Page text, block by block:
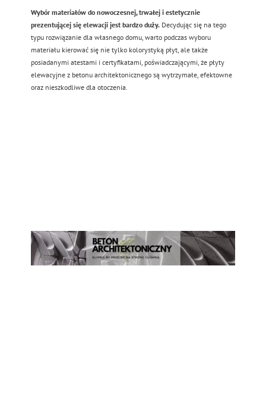
Wybór materiałów do nowoczesnej, trwałej i estetycznie
prezentującej się elewacji jest bardzo duży.Decydując się na tego
typu rozwiązanie dla własnego domu, warto podczas wyboru
materiału kierować się nie tylko kolorystyką płyt, ale także
posiadanymi atestami i certyfikatami, poświadczającymi, że płyty
elewacyjne z betonu architektonicznego są wytrzymałe, efektowne
oraz nieszkodliwe dla otoczenia.